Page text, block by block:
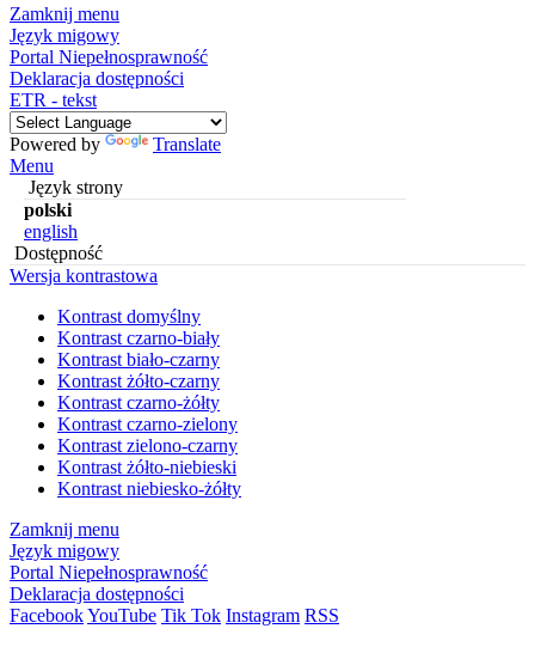
Zamknij menu
Język migowy
Portal Niepełnosprawność
Deklaracja dostępności
ETR - tekst
Powered by
Translate
Menu
Język strony
polski
english
Dostępność
Wersja kontrastowa
Kontrast domyślny
Kontrast czarno-biały
Kontrast biało-czarny
Kontrast żółto-czarny
Kontrast czarno-żółty
Kontrast czarno-zielony
Kontrast zielono-czarny
Kontrast żółto-niebieski
Kontrast niebiesko-żółty
Zamknij menu
Język migowy
Portal Niepełnosprawność
Deklaracja dostępności
FacebookYouTube Tik Tok Instagram RSS